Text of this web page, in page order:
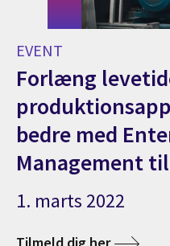
EVENT
Forlæng
bedre med
Management
1. marts 2022
Tilmeld dig her